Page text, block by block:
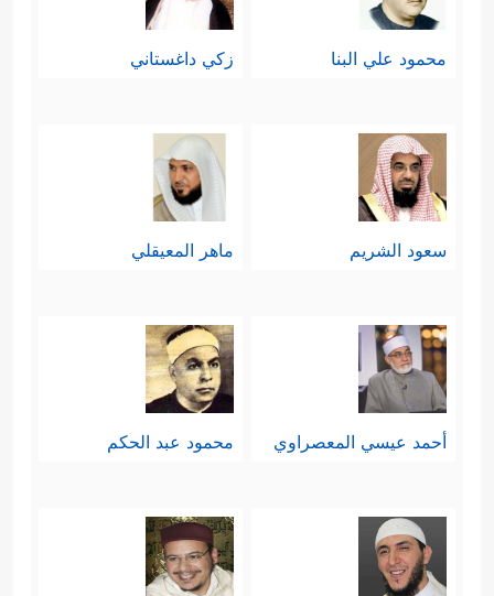
محمود علي البنا زكي داغستاني
سعود الشريم ماهر المعيقلي
أحمد عيسي المعصراوي محمود عبد الحكم